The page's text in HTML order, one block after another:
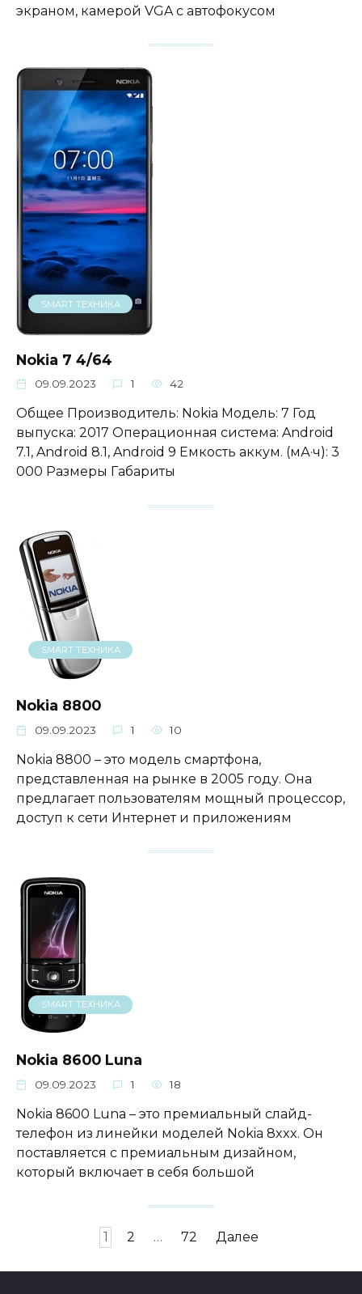
экраном, камерой VGA с автофокусом
SMART ТЕХНИКА
Nokia 7 4/64
09.09.2023 1 42
Общее Производитель: Nokia Модель: 7 Год
выпуска: 2017 Операционная система: Android
7.1, Android 8.1, Android 9 Емкость аккум. (мА·ч): 3
000 Размеры Габариты
SMART ТЕХНИКА
Nokia 8800
09.09.2023 1 10
Nokia 8800 – это модель смартфона,
представленная на рынке в 2005 году. Она
предлагает пользователям мощный процессор,
доступ к сети Интернет и приложениям
SMART ТЕХНИКА
Nokia 8600 Luna
09.09.2023 1 18
Nokia 8600 Luna – это премиальный слайд-
телефон из линейки моделей Nokia 8xxx. Он
поставляется с премиальным дизайном,
который включает в себя большой
1 2 … 72 Далее